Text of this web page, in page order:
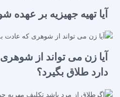
آیا تهيه جهيزيه بر
آیا زن می تواند از
دارد طلاق بگیرد؟